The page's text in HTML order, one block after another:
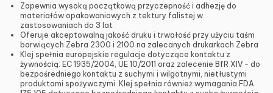
Zapewnia wysoką początkową przyczepność i adhezję do
materiałów opakowaniowych z tektury falistej w
zastosowaniach do 3 lat
Oferuje akceptowalną jakość druku i trwałość przy użyciu taśm
barwiących Zebra 2300 i 2100 na zalecanych drukarkach Zebra
Klej spełnia europejskie regulacje dotyczące kontaktu z
żywnością: EC 1935/2004, UE 10/2011 oraz zalecenie BfR XIV – do
bezpośredniego kontaktu z suchymi i wilgotnymi, nietłustymi
produktami spożywczymi. Klej spełnia również wymagania FDA